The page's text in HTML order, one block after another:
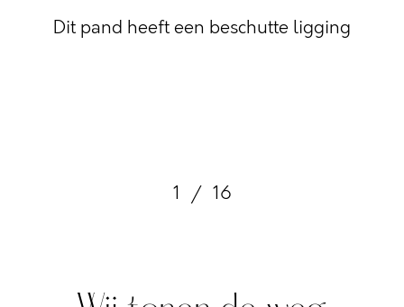
Dit pand heeft een beschutte ligging
1 / 16